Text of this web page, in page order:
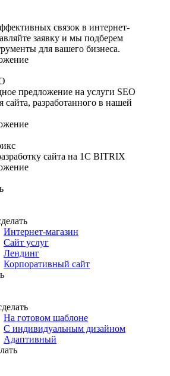
связок в интернет-
заявку и мы подберем
для вашего бизнеса.
предложение на услуги SEO
сайта, разработанного в нашей
сайта на 1C BITRIX
Интернет-магазин
Сайт услуг
Лендинг
Корпоративный сайт
На готовом шаблоне
С индивидуальным дизайном
Адаптивный